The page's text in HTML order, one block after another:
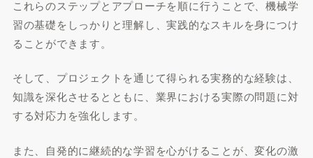
これらのステップとアプローチを順に行うことで、機械学
習の基礎をしっかりと理解し、実践的なスキルを身につけ
ることができます。
そして、プロジェクトを通じて得られる実務的な経験は、
知識を深化させるとともに、業界における実際の問題に対
する対応力を強化します。
また、自発的に継続的な学習を心がけることが、変化の激